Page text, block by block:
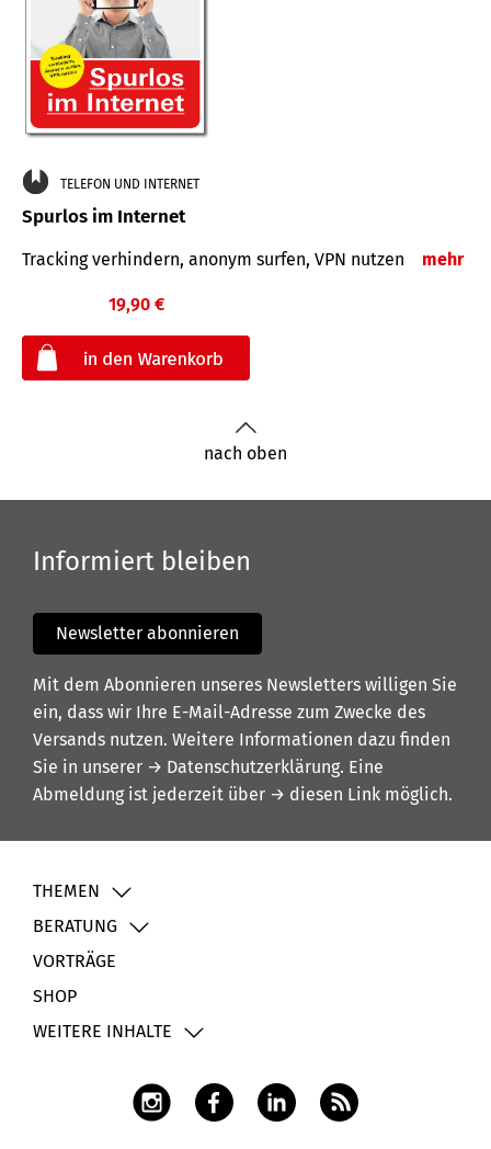
TELEFON UND INTERNET
Spurlos im Internet
Tracking verhindern, anonym surfen, VPN nutzen mehr
19,90 €
nach oben
Informiert bleiben
Newsletter abonnieren
Mit dem Abonnieren unseres Newsletters willigen Sie
ein, dass wir Ihre E-Mail-Adresse zum Zwecke des
Versands nutzen. Weitere Informationen dazu finden
Sie in unserer → Datenschutzerklärung. Eine
Abmeldung ist jederzeit über → diesen Link möglich.
THEMEN
BERATUNG
VORTRÄGE
SHOP
WEITERE INHALTE